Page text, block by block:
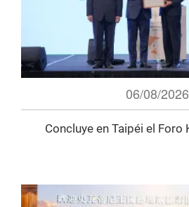
06/08/2026
Concluye en Taipéi el Foro